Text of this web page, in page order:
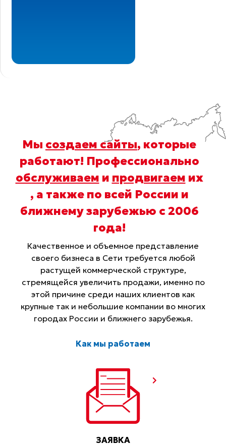
Мы создаем сайты, которые
работают! Профессионально
обслуживаем и продвигаем их
, а также по всей России и
ближнему зарубежью с 2006
года!
Качественное и объемное представление
своего бизнеса в Сети требуется любой
растущей коммерческой структуре,
стремящейся увеличить продажи, именно по
этой причине среди наших клиентов как
крупные так и небольшие компании во многих
городах России и ближнего зарубежья.
Как мы работаем
ЗАЯВКА